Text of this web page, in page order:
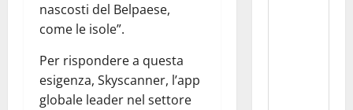
nascosti del Belpaese,
come le isole”.
Per rispondere a questa
esigenza, Skyscanner, l’app
globale leader nel settore